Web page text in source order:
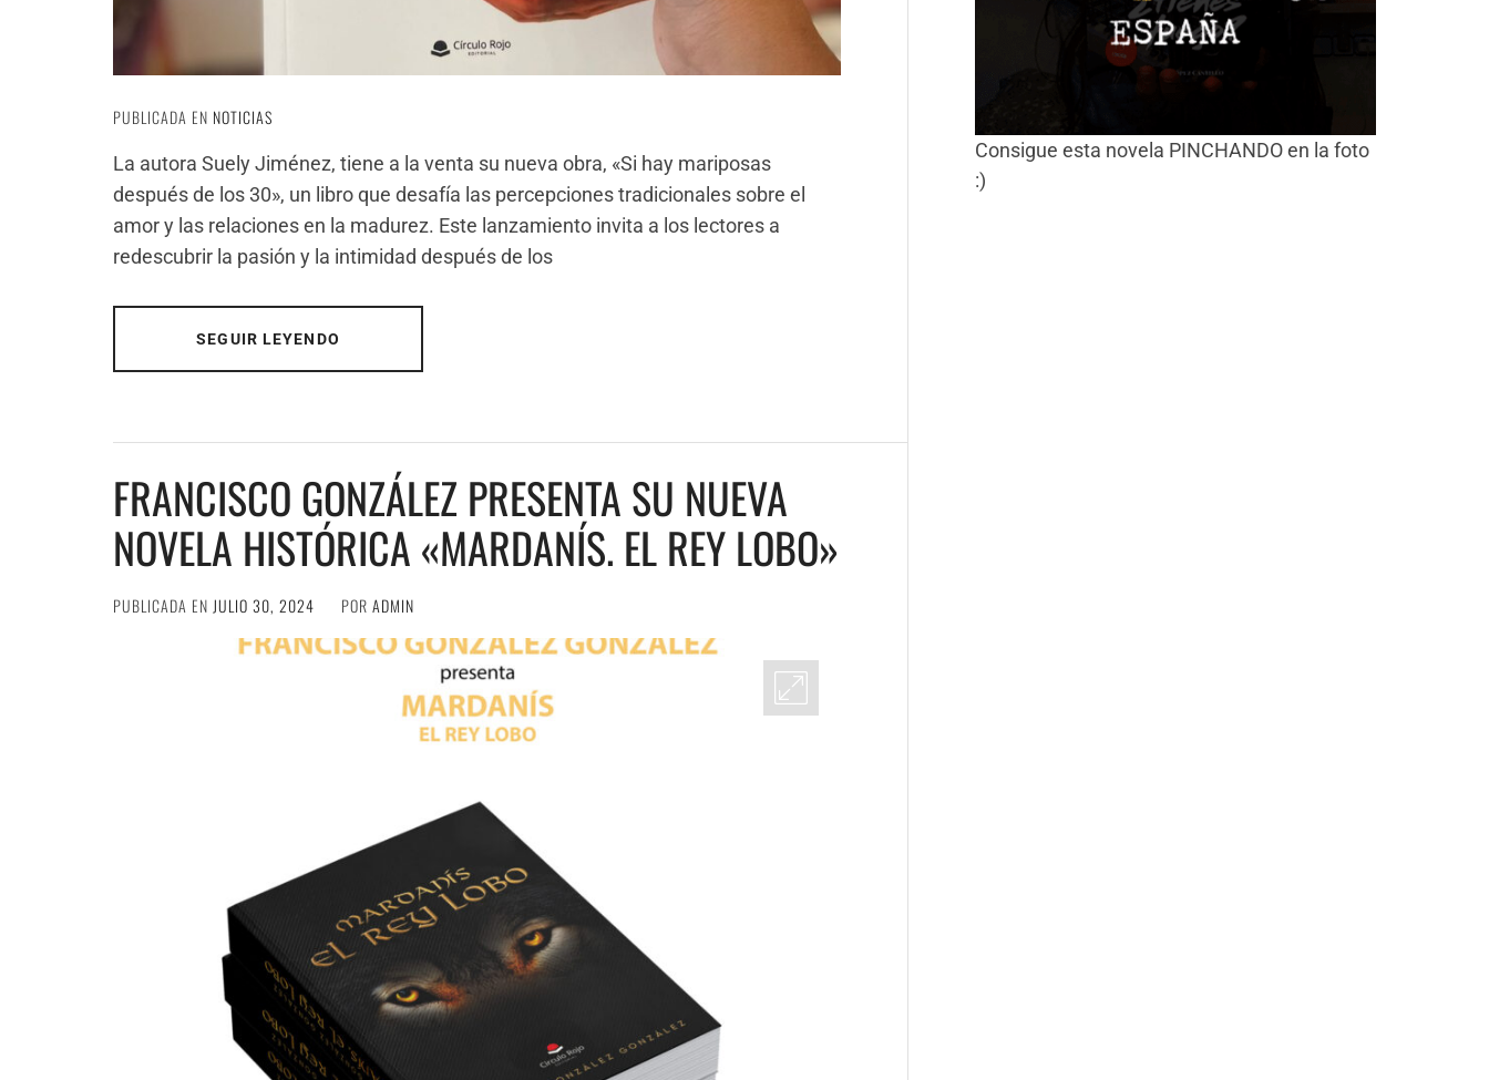
PUBLICADA EN NOTICIAS
La autora Suely Jiménez, tiene a la venta su nueva obra, «Si hay mariposas
después de los 30», un libro que desafía las percepciones tradicionales sobre el
amor y las relaciones en la madurez. Este lanzamiento invita a los lectores a
redescubrir la pasión y la intimidad después de los
SEGUIR LEYENDO
FRANCISCO GONZÁLEZ PRESENTA SU NUEVA
NOVELA HISTÓRICA «MARDANÍS. EL REY LOBO»
PUBLICADA EN JULIO 30, 2024 POR ADMIN
Consigue esta novela PINCHANDO en la foto
:)